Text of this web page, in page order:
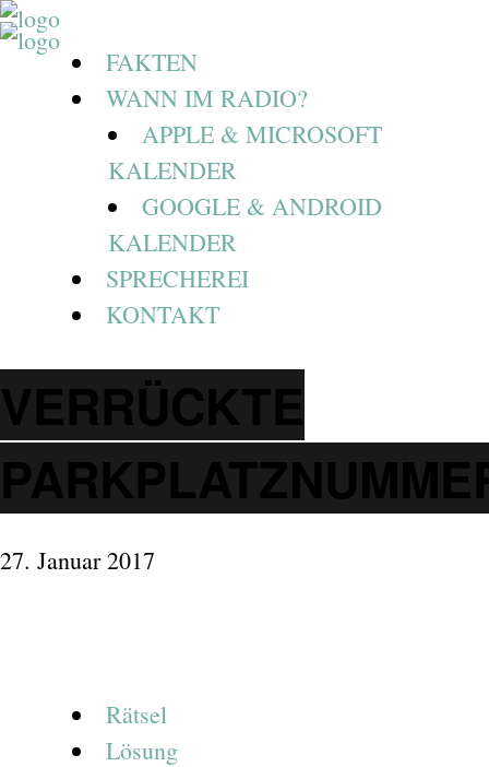
FAKTEN
WANN IM RADIO?
APPLE & MICROSOFT
KALENDER
GOOGLE & ANDROID
KALENDER
SPRECHEREI
KONTAKT
VERRÜCKTE
27. Januar 2017
Rätsel
Lösung